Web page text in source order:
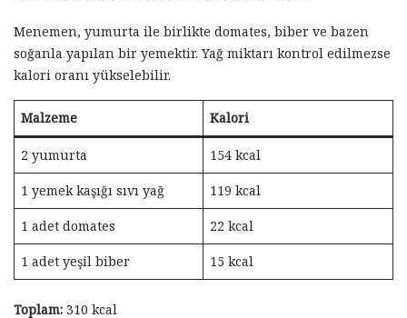
Menemen, yumurta ile birlikte domates, biber ve bazen
soğanla yapılan bir yemektir. Yağ miktarı kontrol edilmezse
kalori oranı yükselebilir.
Malzeme Kalori
2 yumurta 154 kcal
1 yemek kaşığı sıvı yağ 119 kcal
1 adet domates 22 kcal
1 adet yeşil biber 15 kcal
Toplam: 310 kcal